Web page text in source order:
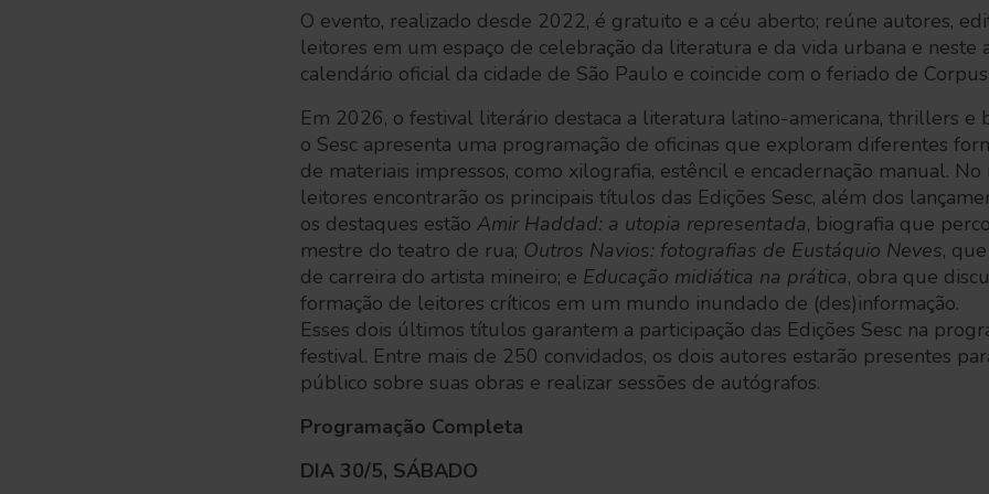
O evento, realizado desde 2022, é gratuito e a céu aberto; reúne autores,
leitores em um espaço de celebração da literatura e da vida urbana e neste
calendário oficial da cidade de São Paulo e coincide com o feriado de
Em 2026, o festival literário destaca a literatura latino-americana, thrillers e
o Sesc apresenta uma programação de oficinas que exploram diferentes
de materiais impressos, como xilografia, estêncil e encadernação manual. No
leitores encontrarão os principais títulos das Edições Sesc, além dos
os destaques estão Amir Haddad: a utopia representada, biografia que
mestre do teatro de rua; Outros Navios: fotografias de Eustáquio Neves,
de carreira do artista mineiro; e Educação midiática na prática, obra que
formação de leitores críticos em um mundo inundado de (des)informação.
Esses dois últimos títulos garantem a participação das Edições Sesc na
festival. Entre mais de 250 convidados, os dois autores estarão presentes
público sobre suas obras e realizar sessões de autógrafos.
Programação Completa
DIA 30/5, SÁBADO